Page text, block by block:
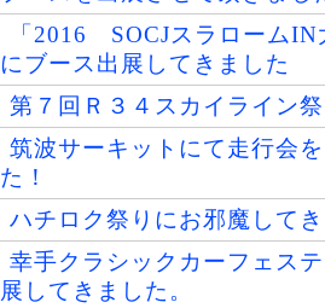
「2016 SOCJスラローム
にブース出展してきました
第７回Ｒ３４スカイライン
筑波サーキットにて走行会
た！
ハチロク祭りにお邪魔して
幸手クラシックカーフェス
展してきました。